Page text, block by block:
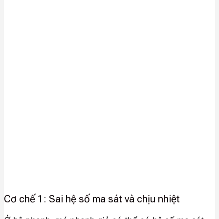
Cơ chế 1: Sai hệ số ma sát và chịu nhiệt